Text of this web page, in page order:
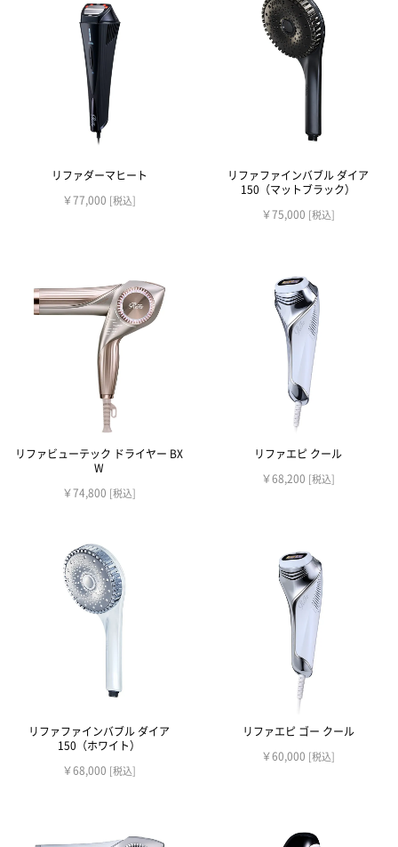
リファダーマヒート
￥77,000 [税込]
リファファインバブル ダイア
150（マットブラック）
￥75,000 [税込]
リファビューテック ドライヤー BX
W
￥74,800 [税込]
リファエピ クール
￥68,200 [税込]
リファファインバブル ダイア
150（ホワイト）
￥68,000 [税込]
リファエピ ゴー クール
￥60,000 [税込]